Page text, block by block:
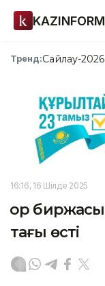
KAZINFORM
Тренд:Сайлау-2026
16:16, 16 Шілде 2025
Қор
тағы өсті